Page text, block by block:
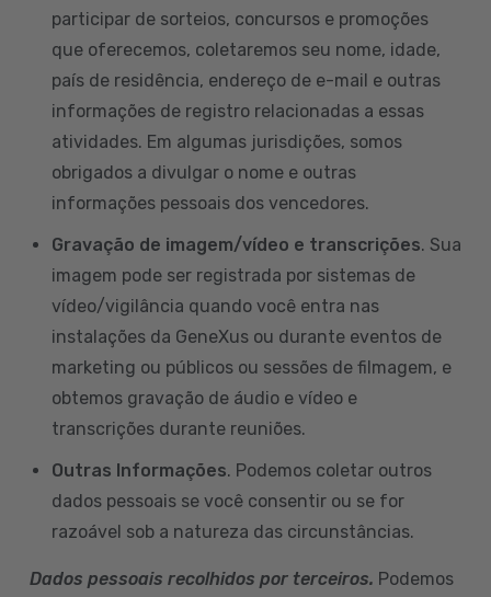
participar de sorteios, concursos e promoções
que oferecemos, coletaremos seu nome, idade,
país de residência, endereço de e-mail e outras
informações de registro relacionadas a essas
atividades. Em algumas jurisdições, somos
obrigados a divulgar o nome e outras
informações pessoais dos vencedores.
Gravação de imagem/vídeo e transcrições. Sua
imagem pode ser registrada por sistemas de
vídeo/vigilância quando você entra nas
instalações da GeneXus ou durante eventos de
marketing ou públicos ou sessões de filmagem, e
obtemos gravação de áudio e vídeo e
transcrições durante reuniões.
Outras Informações. Podemos coletar outros
dados pessoais se você consentir ou se for
razoável sob a natureza das circunstâncias.
Dados pessoais recolhidos por terceiros. Podemos